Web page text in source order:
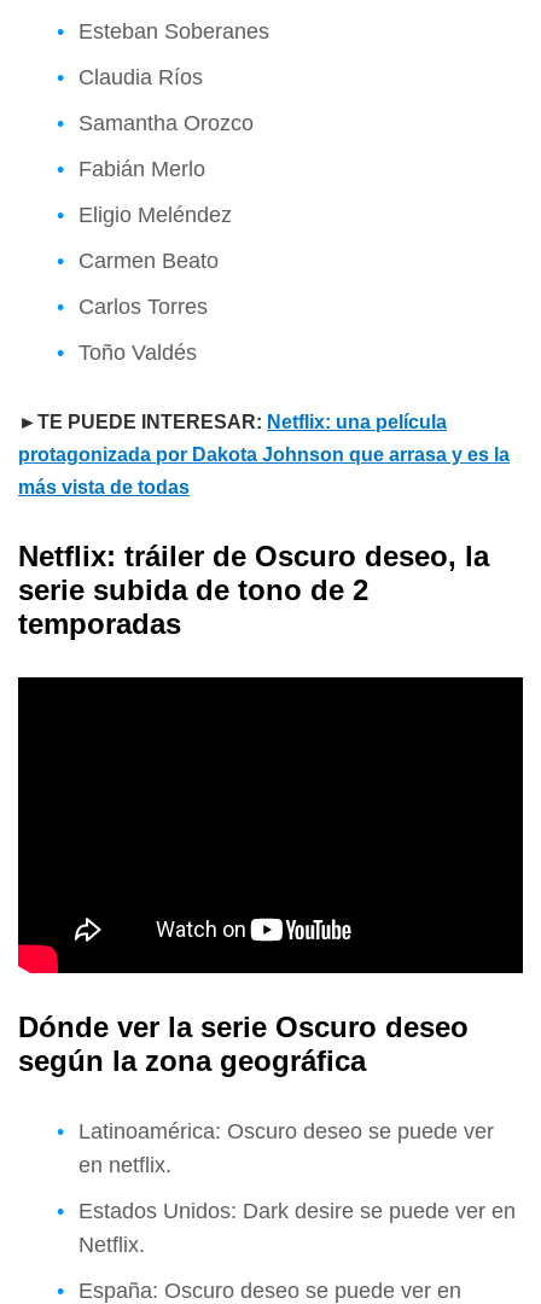
Esteban Soberanes
Claudia Ríos
Samantha Orozco
Fabián Merlo
Eligio Meléndez
Carmen Beato
Carlos Torres
Toño Valdés
►TE PUEDE INTERESAR: Netflix: una película
protagonizada por Dakota Johnson que arrasa y es la
más vista de todas
Netflix: tráiler de Oscuro deseo, la
serie subida de tono de 2
temporadas
Dónde ver la serie Oscuro deseo
según la zona geográfica
Latinoamérica: Oscuro deseo se puede ver
en netflix.
Estados Unidos: Dark desire se puede ver en
Netflix.
España: Oscuro deseo se puede ver en